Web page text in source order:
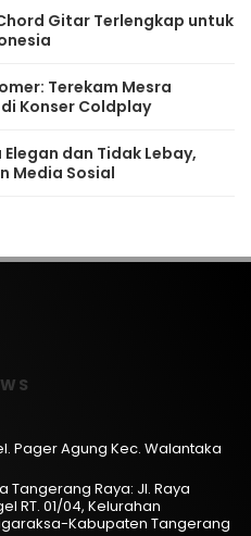
Gitar Terlengkap untuk
Terekam Mesra
Konser Coldplay
dan Tidak Lebay,
Media Sosial
Pager Agung Kec. Walantaka
Tangerang Raya: Jl. Raya
RT. 01/04, Kelurahan
Kabupaten Tangerang